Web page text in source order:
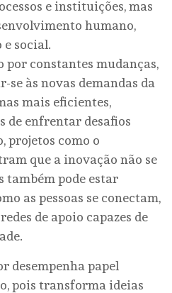
e instituições, mas
humano,
social.
por constantes mudanças,
às novas demandas da
mais eficientes,
de enfrentar desafios
projetos como o
que a inovação não se
também pode estar
as pessoas se conectam,
de apoio capazes de
desempenha papel
pois transforma ideias